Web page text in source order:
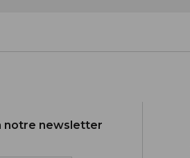
notre newsletter